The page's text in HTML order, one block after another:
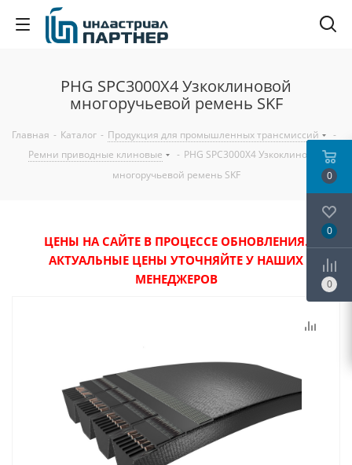
PHG SPC3000X4 Узкоклиновой
многоручьевой ремень SKF
Главная - Каталог - Продукция для промышленных трансмиссий
-
Ремни приводные клиновые
- PHG SPC3000X4 Узкоклиновой
многоручьевой ремень SKF
ЦЕНЫ НА САЙТЕ В ПРОЦЕССЕ ОБНОВЛЕНИЯ.
АКТУАЛЬНЫЕ ЦЕНЫ УТОЧНЯЙТЕ У НАШИХ
МЕНЕДЖЕРОВ
0
0
0